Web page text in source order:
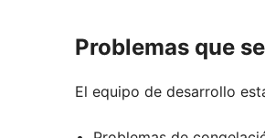
Problemas que
El equipo de desarrollo